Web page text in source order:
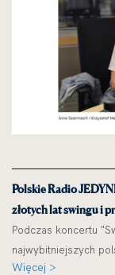
Polskie Radio
złotych lat swingu i
Podczas koncertu
najwybitniejszych
Więcej >